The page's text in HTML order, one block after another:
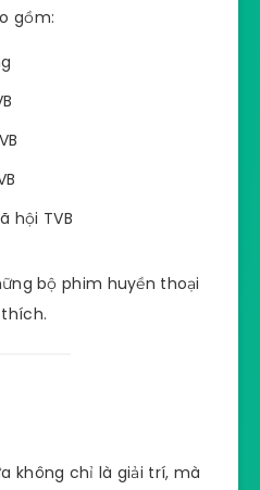
gồm:
hội TVB
bộ phim huyền thoại
không chỉ là giải trí, mà